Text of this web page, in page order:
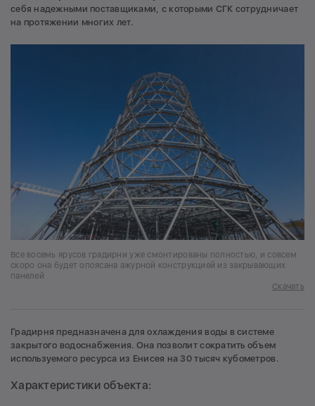
себя надежными поставщиками, с которыми СГК сотрудничает
на протяжении многих лет.
Все восемь ярусов градирни уже смонтированы полностью, и совсем
скоро она будет опоясана ажурной конструкцией из закрывающих
панелей
Скачать
Градирня предназначена для охлаждения воды в системе
закрытого водоснабжения. Она позволит сократить объем
используемого ресурса из Енисея на 30 тысяч кубометров.
Характеристики объекта: